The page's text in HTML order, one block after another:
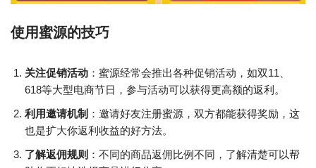
使用蜜源的技巧
关注促销活动 ：蜜源经常会推出各种促销活动，如双11、
618等大型电商节日，参与活动可以获得更高额的返利。
利用邀请机制 ：邀请好友注册蜜源，双方都能获得奖励，这
也是扩大你返利收益的好方法。
了解返佣规则 ：不同的商品返佣比例不同，了解清楚可以帮